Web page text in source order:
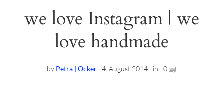
Workshops
Location
Workshops
we love Instagram | we
love handmade
by Petra | Ocker 4. August 2014 in 0